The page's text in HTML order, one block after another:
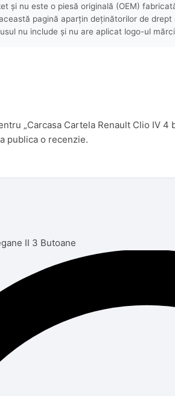
și nu este o piesă originală (OEM)
pagină aparțin deținătorilor de
nu include și nu are aplicat logo-ul
„Carcasa Cartela Renault Clio IV 4
publica o recenzie.